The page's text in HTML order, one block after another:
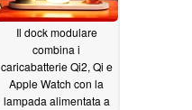
Il dock modulare
combina i
caricabatterie Qi2, Qi e
Apple Watch con la
lampada alimentata a